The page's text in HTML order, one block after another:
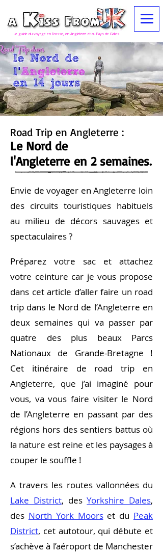
Le guide du voyage en Ecosse, en Angleterre et au Pays de Galles
Road Trip en Angleterre :
Le Nord de
l'Angleterre en 2 semaines.
Envie de voyager en Angleterre loin
des circuits touristiques habituels
au milieu de décors sauvages et
spectaculaires ?
Préparez votre sac et attachez
votre ceinture car je vous propose
dans cet article d’aller faire un road
trip dans le Nord de l’Angleterre en
deux semaines qui va passer par
quatre des plus beaux Parcs
Nationaux de Grande-Bretagne !
Cet itinéraire de road trip en
Angleterre, que j’ai imaginé pour
vous, va vous faire visiter le Nord
de l’Angleterre en passant par des
régions hors des sentiers battus où
la nature est reine et les paysages à
couper le souffle !
A travers les routes vallonnées du
Lake District, desYorkshire Dales,
des North York Moorset du Peak
District, cet autotour, qui débute et
s’achève à l’aéroport de Manchester